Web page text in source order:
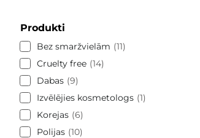
Produkti
Bez smaržvielām
11
Cruelty free 14
Dabas 9
Izvēlējies kosmetologs 1
Korejas 6
Polijas 10